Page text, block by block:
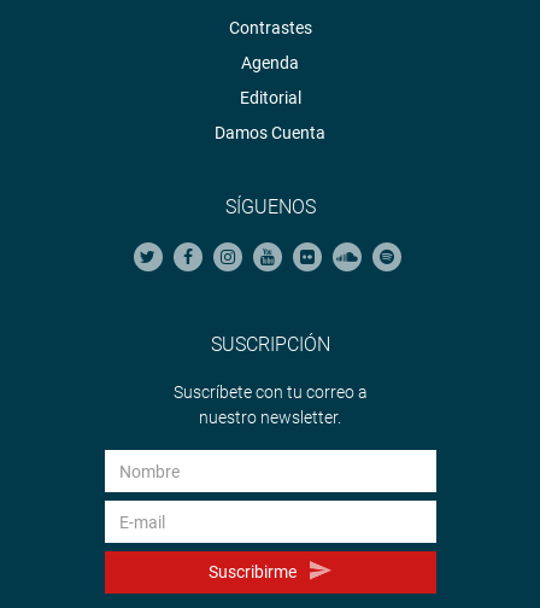
Contrastes
Agenda
Editorial
Damos Cuenta
SÍGUENOS
SUSCRIPCIÓN
Suscríbete con tu correo a
nuestro newsletter.
Suscribirme